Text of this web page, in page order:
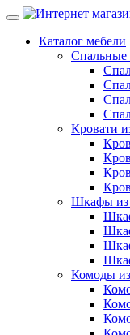
Каталог мебели
Спальные
Кровати
Шкафы из
Комоды